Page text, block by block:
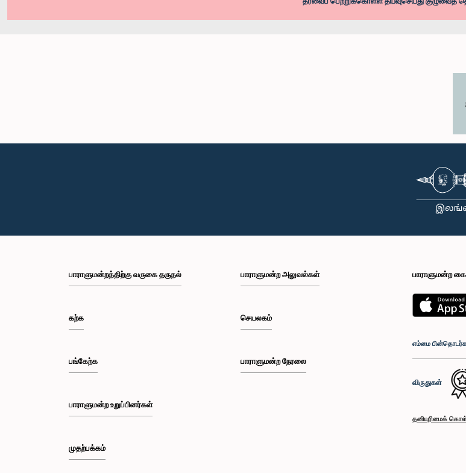
பாராளுமன்றத்திற்கு வருகை தருதல்
கற்க
பங்கேற்க
பாராளுமன்ற உறுப்பினர்கள்
முதற்பக்கம்
பாராளுமன்ற அலுவல்கள்
செயலகம்
பாராளுமன்ற நேரலை
பாராளுமன்ற
எம்மை
விருதுகள்
தனியுரிமைக்